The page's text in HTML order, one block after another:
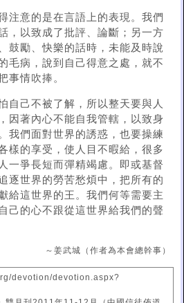
注意的是在言語上的表現。我們
，以致成了批評、論斷；另一方
鼓勵、快樂的話時，未能及時說
毛病，說到自己得意之處，就不
事情吹捧。
自己不被了解，所以整天要與人
因著內心不能自我管轄，以致身
我們面對世界的誘惑，也要操練
樣的享受，使人目不暇給，很多
一爭長短而彈精竭慮。即或基督
逐世界的勞苦愁煩中，把所有的
給這世界的王。我們何等需要主
己的心不跟從這世界給我們的聲
～姜武城（作者為本會總幹事）
devotion/devotion.aspx?